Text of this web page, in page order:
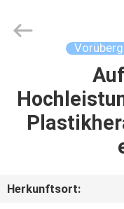
PRODUKTE
UNS
Rights
Herkunftsort: